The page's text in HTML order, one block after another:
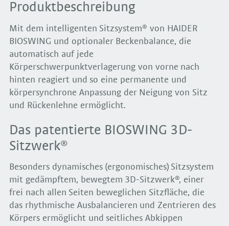
Produktbeschreibung
Mit dem intelligenten Sitzsystem® von HAIDER
BIOSWING und optionaler Beckenbalance, die
automatisch auf jede
Körperschwerpunktverlagerung von vorne nach
hinten reagiert und so eine permanente und
körpersynchrone Anpassung der Neigung von Sitz
und Rückenlehne ermöglicht.
Das patentierte BIOSWING 3D-
Sitzwerk®
Besonders dynamisches (ergonomisches) Sitzsystem
mit gedämpftem, bewegtem 3D-Sitzwerk®, einer
frei nach allen Seiten beweglichen Sitzfläche, die
das rhythmische Ausbalancieren und Zentrieren des
Körpers ermöglicht und seitliches Abkippen